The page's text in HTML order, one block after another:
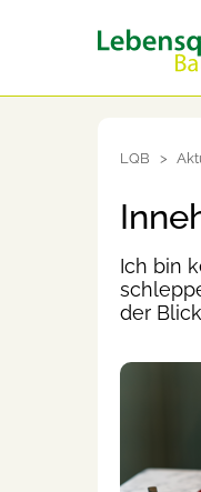
LQB
Ich bin
der